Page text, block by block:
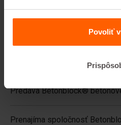
Povoliť
Náhradné diely
Často kladené otázky
Z akého materiálu sú formy
Predáva Betonblock®
Prenajíma spoločnosť